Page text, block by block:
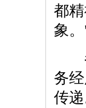
都
象
参
务
传